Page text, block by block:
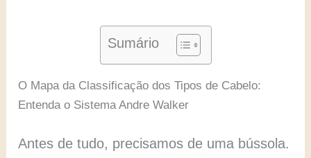
Sumário
O Mapa da Classificação dos Tipos de Cabelo:
Entenda o Sistema Andre Walker
Antes de tudo, precisamos de uma bússola.